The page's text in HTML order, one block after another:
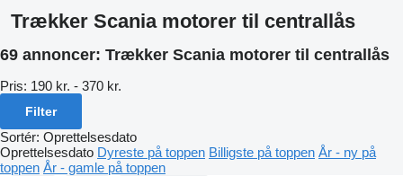
Trækker Scania motorer til centrallås
69 annoncer: Trækker Scania motorer til centrallås
Pris: 190 kr. - 370 kr.
Filter
Sortér: Oprettelsesdato
Oprettelsesdato Dyreste på toppen Billigste på toppen År - ny på
toppen År - gamle på toppen